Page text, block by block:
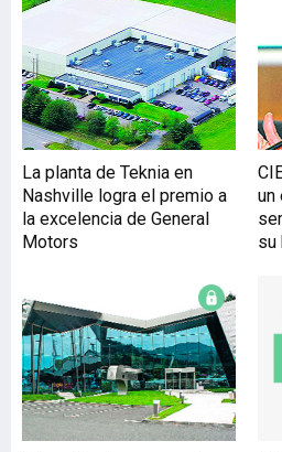
La planta de Teknia en
Nashville logra el premio a
la excelencia de General
Motors
un
su